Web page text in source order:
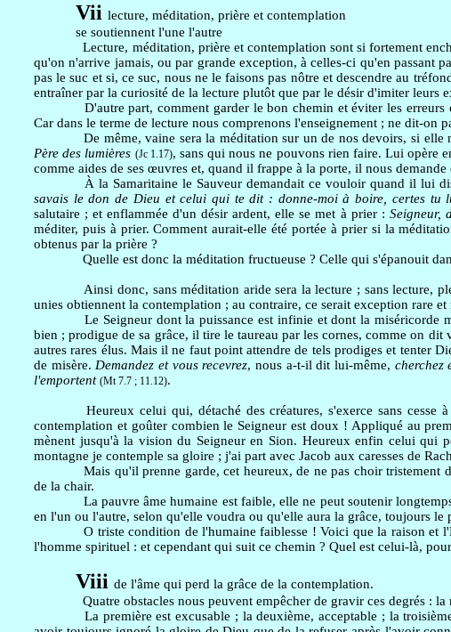
Viilecture, méditation, prière et contemplation
se soutiennent l'une l'autre
Lecture, méditation, prière et contemplation sont si fortement
qu'on n'arrive jamais, ou par grande exception, à celles-ci qu'en passant
pas le suc et si, ce suc, nous ne le faisons pas nôtre et descendre au
entraîner par la curiosité de la lecture plutôt que par le désir d'imiter leurs
D'autre part, comment garder le bon chemin et éviter les erreurs
Car dans le terme de lecture nous comprenons l'enseignement ; ne dit-
De même, vaine sera la méditation sur un de nos devoirs, si
Père des lumières (Jc 1.17), sans qui nous ne pouvons rien faire. Lui opère
comme aides de ses œuvres et, quand il frappe à la porte, il nous
À la Samaritaine le Sauveur demandait ce vouloir quand il lui
savais le don de Dieu et celui qui te dit : donne-moi à boire, certes tu
salutaire ; et enflammée d'un désir ardent, elle se met à prier : Seigneur,
méditer, puis à prier. Comment aurait-elle été portée à prier si la
obtenus par la prière ?
Quelle est donc la méditation fructueuse ? Celle qui s'épanouit
Ainsi donc, sans méditation aride sera la lecture ; sans lecture,
unies obtiennent la contemplation ; au contraire, ce serait exception rare
Le Seigneur dont la puissance est infinie et dont la miséricorde
bien ; prodigue de sa grâce, il tire le taureau par les cornes, comme on
autres rares élus. Mais il ne faut point attendre de tels prodiges et tenter
de misère. Demandez et vous recevrez, nous a-t-il dit lui-même, cherchez
l'emportent (Mt 7.7 ; 11.12).
Heureux celui qui, détaché des créatures, s'exerce sans
contemplation et goûter combien le Seigneur est doux ! Appliqué au
mènent jusqu'à la vision du Seigneur en Sion. Heureux enfin celui qui
montagne je contemple sa gloire ; j'ai part avec Jacob aux caresses de
Mais qu'il prenne garde, cet heureux, de ne pas choir tristement
de la chair.
La pauvre âme humaine est faible, elle ne peut soutenir
en l'un ou l'autre, selon qu'elle voudra ou qu'elle aura la grâce, toujours le
O triste condition de l'humaine faiblesse ! Voici que la raison et
l'homme spirituel : et cependant qui suit ce chemin ? Quel est celui-là,
Viiide l'âme qui perd la grâce de la contemplation.
Quatre obstacles nous peuvent empêcher de gravir ces degrés :
La première est excusable ; la deuxième, acceptable ; la